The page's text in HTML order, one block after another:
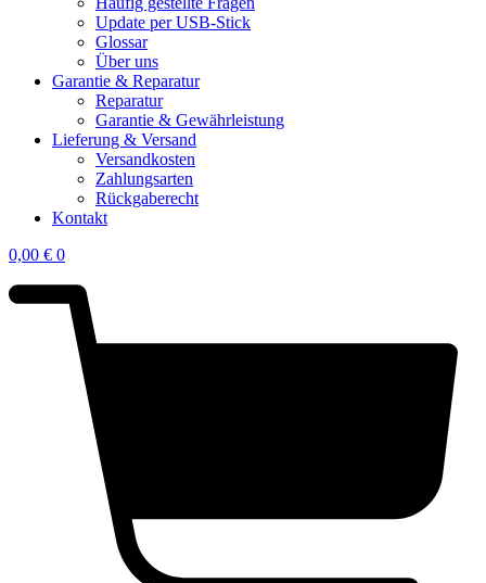
Update per USB-Stick
Glossar
Über uns
Garantie & Reparatur
Reparatur
Garantie & Gewährleistung
Lieferung & Versand
Versandkosten
Zahlungsarten
Rückgaberecht
Kontakt
0,00 € 0